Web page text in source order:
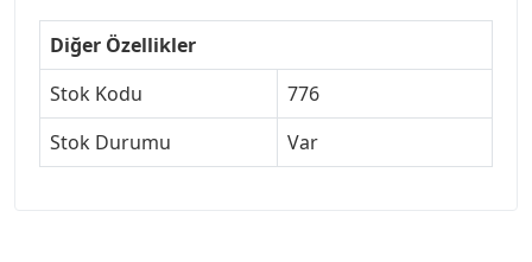
Diğer Özellikler
Stok Kodu
776
Stok Durumu
Var